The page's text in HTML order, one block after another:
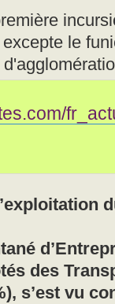
le
des
s’est vu